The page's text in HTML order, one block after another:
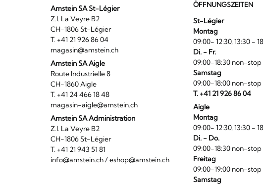
Amstein SA St-Légier
Z.I. La Veyre B2
CH-1806 St-Légier
T. +41 21 926 86 04
magasin@amstein.ch
Amstein SA Aigle
Route Industrielle 8
CH-1860 Aigle
T. +41 24 466 18 48
magasin-aigle@amstein.ch
Amstein SA Administration
Z.I. La Veyre B2
CH-1806 St-Légier
T. +41 21 943 51 81
info@amstein.ch/eshop@amstein.ch
ÖFFNUNGSZEITEN
St-Légier
Montag
09:00- 12:30, 13:30 -
Di. - Fr.
09:00-18:30 non-stop
Samstag
09:00-18:00 non-stop
T. +41 21 926 86 04
Aigle
Montag
09:00- 12:30, 13:30 -
Di. - Do.
09:00-18:30 non-stop
Freitag
09:00-19:00 non-stop
Samstag